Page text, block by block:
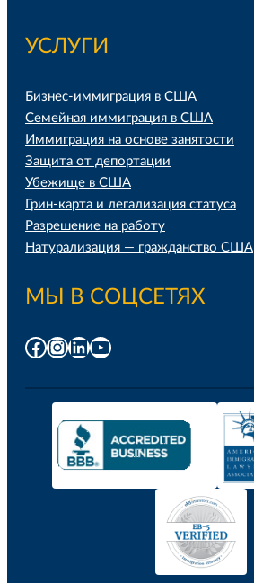
УСЛУГИ
Бизнес-иммиграция в США
Семейная иммиграция в США
Иммиграция на основе занятости
Защита от депортации
Убежище в США
Грин-карта и легализация статуса
Разрешение на работу
Натурализация — гражданство США
МЫ В СОЦСЕТЯХ
Facebook
Instagram
LinkedIn
YouTube